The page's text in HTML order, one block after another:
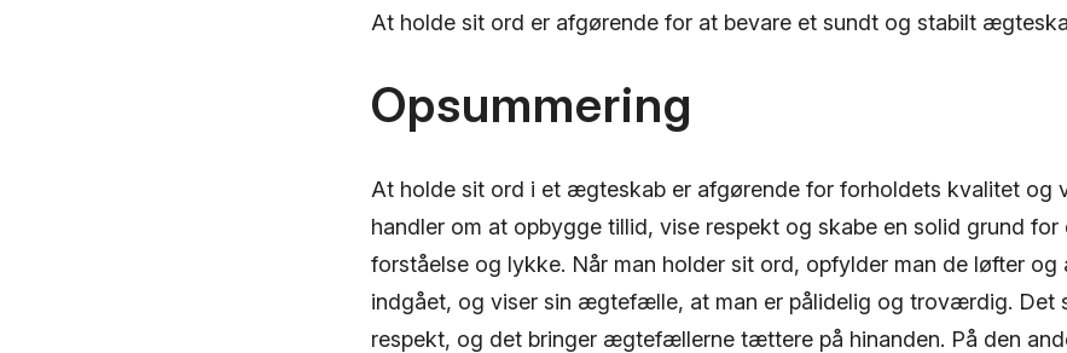
At holde sit ord er afgørende for at bevare et sundt og stabilt
Opsummering
At holde sit ord i et ægteskab er afgørende for forholdets kvalitet og
handler om at opbygge tillid, vise respekt og skabe en solid grund for
forståelse og lykke. Når man holder sit ord, opfylder man de løfter og
indgået, og viser sin ægtefælle, at man er pålidelig og troværdig. Det
respekt, og det bringer ægtefællerne tættere på hinanden. På den